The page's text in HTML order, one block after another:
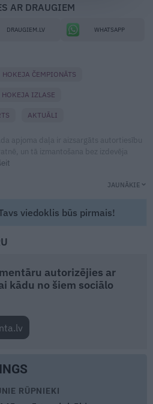
AR DRAUGIEM
DRAUGIEM.LV WHATSAPP
HOKEJA ČEMPIONĀTS
HOKEJA IZLASE
AKTUĀLI
apjoma daļa ir aizsargāts autortiesību
un tā izmantošana bez izdevēja
JAUNĀKIE
viedoklis būs pirmais!
autorizējies ar
kādu no šiem sociālo